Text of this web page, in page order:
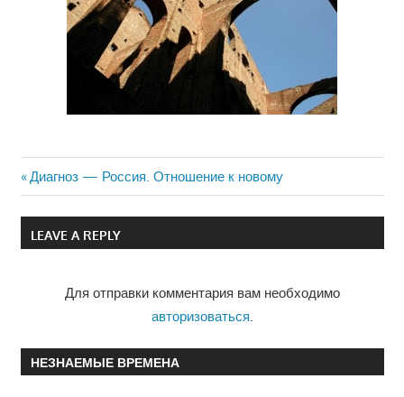
Навигация
по
Previous
Post:
Диагноз — Россия. Отношение к новому
LEAVE A REPLY
Для отправки комментария вам необходимо
авторизоваться
НЕЗНАЕМЫЕ ВРЕМЕНА